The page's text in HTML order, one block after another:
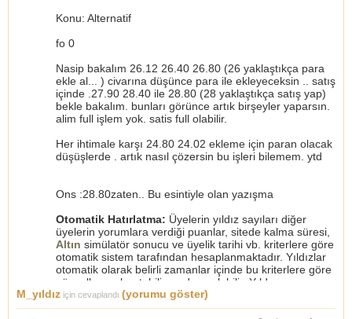
Konu: Alternatif
fo 0
Nasip bakalım 26.12 26.40 26.80 (26 yaklaştıkça para
ekle al... ) civarına düşünce para ile ekleyeceksin .. satış
içinde .27.90 28.40 ile 28.80 (28 yaklaştıkça satış yap)
bekle bakalım. bunları görünce artık birşeyler yaparsın.
alim full işlem yok. satis full olabilir.
Her ihtimale karşı 24.80 24.02 ekleme için paran olacak
düşüşlerde . artık nasıl çözersin bu işleri bilemem. ytd
Ons :28.80zaten.. Bu esintiyle olan yazışma
Otomatik Hatırlatma: Üyelerin yıldız sayıları diğer
üyelerin yorumlara verdiği puanlar, sitede kalma süresi,
Altın simülatör sonucu ve üyelik tarihi vb. kriterlere göre
otomatik sistem tarafından hesaplanmaktadır. Yıldızlar
otomatik olarak belirli zamanlar içinde bu kriterlere göre
güncellenerek artabilir ya da azalabilir. Yıldız sayısının
fazla olması üyenin site içerisindeki tecrübesini gösterir
ancak yatırım konusunda uzman olduklarını asla
M_yıldız için cevaplandı (yorumu göster)